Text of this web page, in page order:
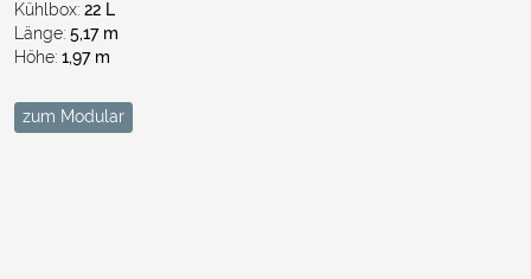
Kühlbox: 22 L
Länge: 5,17 m
Höhe: 1,97 m
zum Modular